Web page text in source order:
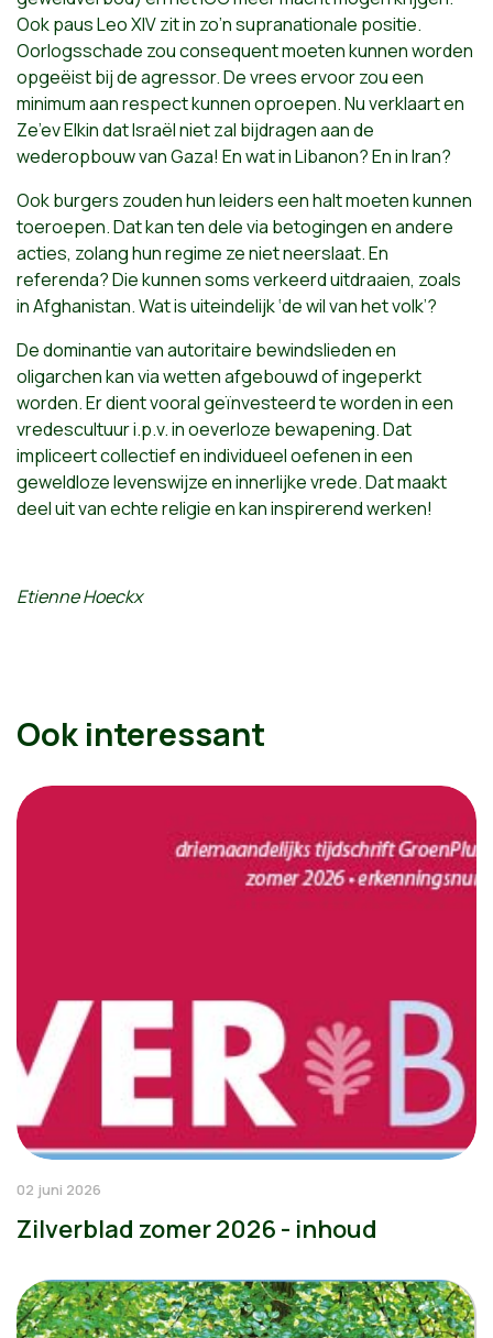
Ook paus Leo XIV zit in zo’n supranationale positie.
Oorlogsschade zou consequent moeten kunnen worden
opgeëist bij de agressor. De vrees ervoor zou een
minimum aan respect kunnen oproepen. Nu verklaart en
Ze’ev Elkin dat Israël niet zal bijdragen aan de
wederopbouw van Gaza! En wat in Libanon? En in Iran?
Ook burgers zouden hun leiders een halt moeten kunnen
toeroepen. Dat kan ten dele via betogingen en andere
acties, zolang hun regime ze niet neerslaat. En
referenda? Die kunnen soms verkeerd uitdraaien, zoals
in Afghanistan. Wat is uiteindelijk ‘de wil van het volk’?
De dominantie van autoritaire bewindslieden en
oligarchen kan via wetten afgebouwd of ingeperkt
worden. Er dient vooral geïnvesteerd te worden in een
vredescultuur i.p.v. in oeverloze bewapening. Dat
impliceert collectief en individueel oefenen in een
geweldloze levenswijze en innerlijke vrede. Dat maakt
deel uit van echte religie en kan inspirerend werken!
Etienne Hoeckx
Ook interessant
02 juni 2026
Zilverblad zomer 2026 - inhoud